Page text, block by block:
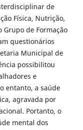
de
Física, Nutrição,
de Formação
questionários
Municipal de
possibilitou
e
entanto, a saúde
agravada por
Portanto, o
mental dos